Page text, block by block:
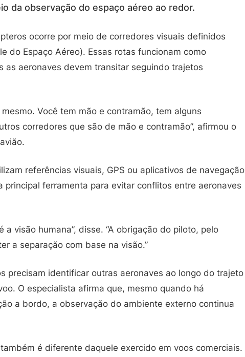
da observação do espaço aéreo ao redor.
ocorre por meio de corredores visuais definidos
do Espaço Aéreo). Essas rotas funcionam como
as aeronaves devem transitar seguindo trajetos
Você tem mão e contramão, tem alguns
corredores que são de mão e contramão”, afirmou o
referências visuais, GPS ou aplicativos de navegação
principal ferramenta para evitar conflitos entre aeronaves
a visão humana”, disse. “A obrigação do piloto, pelo
a separação com base na visão.”
precisam identificar outras aeronaves ao longo do trajeto
O especialista afirma que, mesmo quando há
a bordo, a observação do ambiente externo continua
é diferente daquele exercido em voos comerciais.